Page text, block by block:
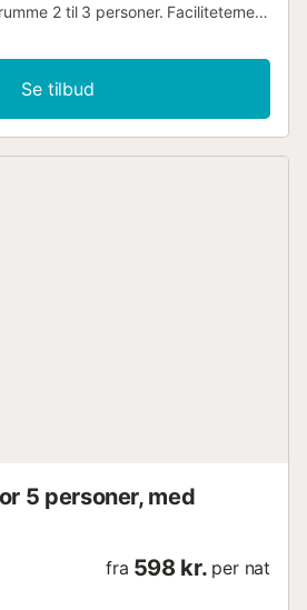
2 til 3 personer. Faciliteterne
har to enkeltsenge. Dit
omfatter en overdækket
i bygningen, og en bar samt
siden af. Byens strand Platja de
Se tilbud
5 personer, med
fra 598 kr. per nat